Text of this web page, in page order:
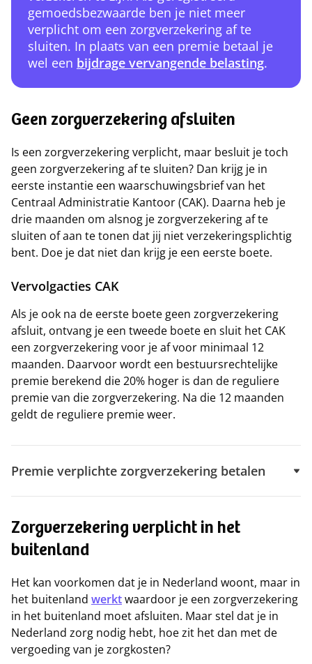
gemoedsbezwaarde ben je niet meer
verplicht om een zorgverzekering af te
sluiten. In plaats van een premie betaal je
wel een bijdrage vervangende belasting.
Geen zorgverzekering afsluiten
Is een zorgverzekering verplicht, maar besluit je toch
geen zorgverzekering af te sluiten? Dan krijg je in
eerste instantie een waarschuwingsbrief van het
Centraal Administratie Kantoor (CAK). Daarna heb je
drie maanden om alsnog je zorgverzekering af te
sluiten of aan te tonen dat jij niet verzekeringsplichtig
bent. Doe je dat niet dan krijg je een eerste boete.
Vervolgacties CAK
Als je ook na de eerste boete geen zorgverzekering
afsluit, ontvang je een tweede boete en sluit het CAK
een zorgverzekering voor je af voor minimaal 12
maanden. Daarvoor wordt een bestuursrechtelijke
premie berekend die 20% hoger is dan de reguliere
premie van die zorgverzekering. Na die 12 maanden
geldt de reguliere premie weer.
Premie verplichte zorgverzekering betalen
Zorgverzekering verplicht in het
buitenland
Het kan voorkomen dat je in Nederland woont, maar in
het buitenland werktwaardoor je een zorgverzekering
in het buitenland moet afsluiten. Maar stel dat je in
Nederland zorg nodig hebt, hoe zit het dan met de
vergoeding van je zorgkosten?